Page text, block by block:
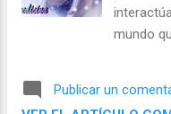
mundo
mundo
Publicar un